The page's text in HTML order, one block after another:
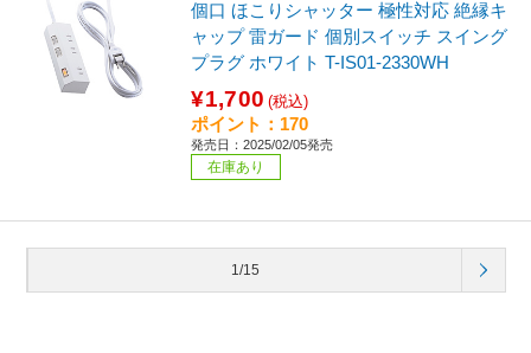
個口 ほこりシャッター 極性対応 絶縁キ
ャップ 雷ガード 個別スイッチ スイング
プラグ ホワイト T-IS01-2330WH
¥1,700 (税込)
ポイント：170
発売日：2025/02/05発売
在庫あり
1/15